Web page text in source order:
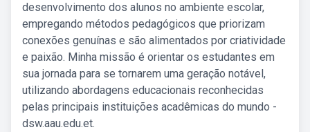
desenvolvimento dos alunos no ambiente escolar,
empregando métodos pedagógicos que priorizam
conexões genuínas e são alimentados por criatividade
e paixão. Minha missão é orientar os estudantes em
sua jornada para se tornarem uma geração notável,
utilizando abordagens educacionais reconhecidas
pelas principais instituições acadêmicas do mundo -
dsw.aau.edu.et.